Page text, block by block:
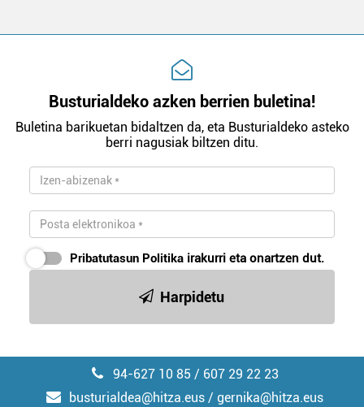
Busturialdeko azken berrien buletina!
Buletina barikuetan bidaltzen da, eta Busturialdeko asteko
berri nagusiak biltzen ditu.
Pribatutasun Politika irakurri eta onartzen dut.
Harpidetu
94-627 10 85 / 607 29 22 23
busturialdea@hitza.eus / gernika@hitza.eus